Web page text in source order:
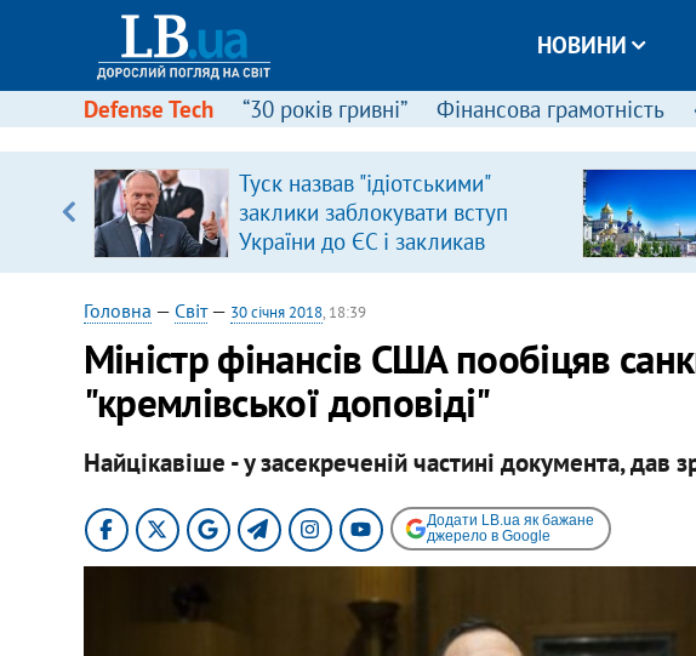
НОВИНИ
Defense Tech “30 років гривні” Фінансова грамотність
Туск назвав "ідіотськими"
заклики заблокувати вступ
України до ЄС і закликав
припинити антиукраїнську
риторику
Головна — Світ— 30 січня 2018, 18:39
Міністр фінансів США пообіцяв
"кремлівської доповіді"
Найцікавіше - у засекреченій частині документа, дав
Додати LB.ua як бажане
джерело в Google